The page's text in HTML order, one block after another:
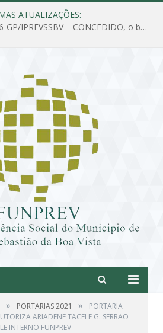
ATUALIZAÇÕES:
PORTARIA Nº 025/2026-GP/IPREVSSBV – CONCEDIDO, o benefício de PENSÃO a MARIA ESTELA DOS SANTOS SOUZA
» PORTARIAS 2021 »
PORTARIA
ARIADENE TACELE G. SERRAO
INTERNO FUNPREV